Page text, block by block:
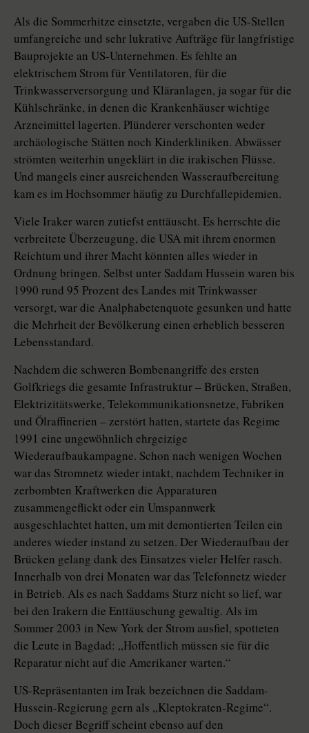
Als die Sommerhitze einsetzte, vergaben die US-Stellen
umfangreiche und sehr lukrative Aufträge für langfristige
Bauprojekte an US-Unternehmen. Es fehlte an
elektrischem Strom für Ventilatoren, für die
Trinkwasserversorgung und Kläranlagen, ja sogar für die
Kühlschränke, in denen die Krankenhäuser wichtige
Arzneimittel lagerten. Plünderer verschonten weder
archäologische Stätten noch Kinderkliniken. Abwässer
strömten weiterhin ungeklärt in die irakischen Flüsse.
Und mangels einer ausreichenden Wasseraufbereitung
kam es im Hochsommer häufig zu Durchfallepidemien.
Viele Iraker waren zutiefst enttäuscht. Es herrschte die
verbreitete Überzeugung, die USA mit ihrem enormen
Reichtum und ihrer Macht könnten alles wieder in
Ordnung bringen. Selbst unter Saddam Hussein waren bis
1990 rund 95 Prozent des Landes mit Trinkwasser
versorgt, war die Analphabetenquote gesunken und hatte
die Mehrheit der Bevölkerung einen erheblich besseren
Lebensstandard.
Nachdem die schweren Bombenangriffe des ersten
Golfkriegs die gesamte Infrastruktur – Brücken, Straßen,
Elektrizitätswerke, Telekommunikationsnetze, Fabriken
und Ölraffinerien – zerstört hatten, startete das Regime
1991 eine ungewöhnlich ehrgeizige
Wiederaufbaukampagne. Schon nach wenigen Wochen
war das Stromnetz wieder intakt, nachdem Techniker in
zerbombten Kraftwerken die Apparaturen
zusammengeflickt oder ein Umspannwerk
ausgeschlachtet hatten, um mit demontierten Teilen ein
anderes wieder instand zu setzen. Der Wiederaufbau der
Brücken gelang dank des Einsatzes vieler Helfer rasch.
Innerhalb von drei Monaten war das Telefonnetz wieder
in Betrieb. Als es nach Saddams Sturz nicht so lief, war
bei den Irakern die Enttäuschung gewaltig. Als im
Sommer 2003 in New York der Strom ausfiel, spotteten
die Leute in Bagdad: „Hoffentlich müssen sie für die
Reparatur nicht auf die Amerikaner warten.“
US-Repräsentanten im Irak bezeichnen die Saddam-
Hussein-Regierung gern als „Kleptokraten-Regime“.
Doch dieser Begriff scheint ebenso auf den